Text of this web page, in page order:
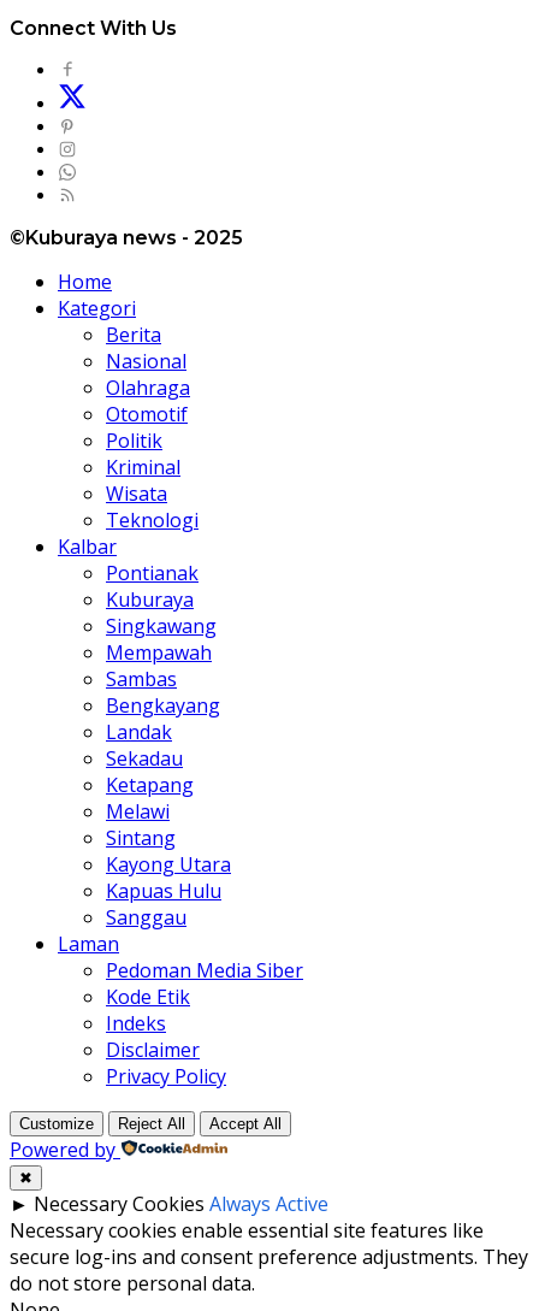
Connect With Us
©Kuburaya news - 2025
Home
Kategori
Berita
Nasional
Olahraga
Otomotif
Politik
Kriminal
Wisata
Teknologi
Kalbar
Pontianak
Kuburaya
Singkawang
Mempawah
Sambas
Bengkayang
Landak
Sekadau
Ketapang
Melawi
Sintang
Kayong Utara
Kapuas Hulu
Sanggau
Laman
Pedoman Media Siber
Kode Etik
Indeks
Disclaimer
Privacy Policy
Customize Reject All Accept All
Powered by
✖
► Necessary Cookies Always Active
Necessary cookies enable essential site features like
secure log-ins and consent preference adjustments. They
do not store personal data.